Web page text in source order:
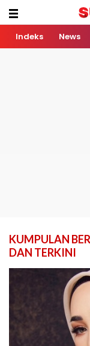
Indeks News
KUMPULAN
DAN TERKINI